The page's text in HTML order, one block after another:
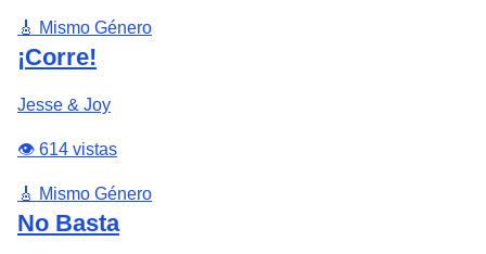
🎸 Mismo Género
¡Corre!
Jesse & Joy
👁️ 614 vistas
🎸 Mismo Género
No Basta